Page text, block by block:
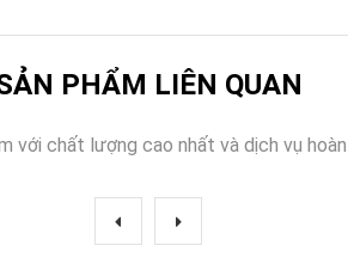
PHẨM LIÊN QUAN
với chất lượng cao nhất và dịch vụ